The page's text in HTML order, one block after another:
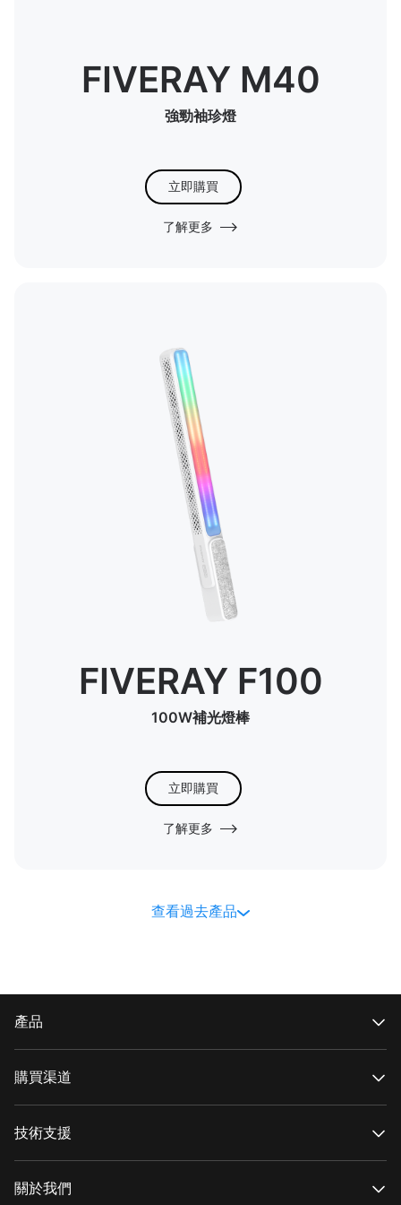
FIVERAY M40
強勁袖珍燈
立即購買
了解更多
FIVERAY F100
100W補光燈棒
立即購買
了解更多
查看過去產品
產品
WEEBILL系列
SMOOTH 系列
FIVERAY 系列
購買渠道
授權網上商店
搜尋經銷商
技術支援
下載
維修服務
關於我們